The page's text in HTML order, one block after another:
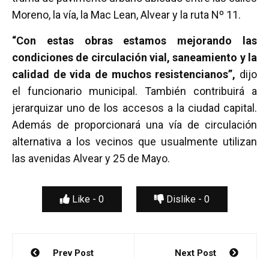
Moreno, la vía, la Mac Lean, Alvear y la ruta Nº 11.
“Con estas obras estamos mejorando las
condiciones de circulación vial, saneamiento y la
calidad de vida de muchos resistencianos”, dijo
el funcionario municipal. También contribuirá a
jerarquizar uno de los accesos a la ciudad capital.
Además de proporcionará una vía de circulación
alternativa a los vecinos que usualmente utilizan
las avenidas Alvear y 25 de Mayo.
Like - 0 Dislike - 0
Navegación
Prev Post Next Post